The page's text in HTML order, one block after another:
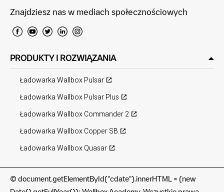
Znajdziesz nas w mediach społecznościowych
PRODUKTY I ROZWIĄZANIA
Ładowarka Wallbox Pulsar
Ładowarka Wallbox Pulsar Plus
Ładowarka Wallbox Commander 2
Ładowarka Wallbox Copper SB
Ładowarka Wallbox Quasar
© document.getElementById("cdate").innerHTML = (new